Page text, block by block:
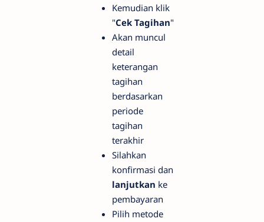
Kemudian klik
"Cek Tagihan"
Akan muncul
detail
keterangan
tagihan
berdasarkan
periode
tagihan
terakhir
Silahkan
konfirmasi dan
lanjutkan ke
pembayaran
Pilih metode